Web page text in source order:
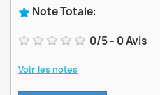
Note Totale:
0/5- 0Avis
Voir les notes